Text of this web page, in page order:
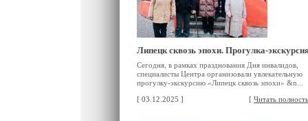
Липецк сквозь эпохи. Прогулка-
Сегодня, в рамках празднования Дня инвалидов,
специалисты Центра организовали увлекательную
прогулку-экскурсию «Липецк сквозь эпохи» &n...
[ 03.12.2025 ]
[ Читать